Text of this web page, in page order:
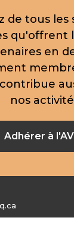
de tous les
qu'offrent
en
nos
Adhérer à